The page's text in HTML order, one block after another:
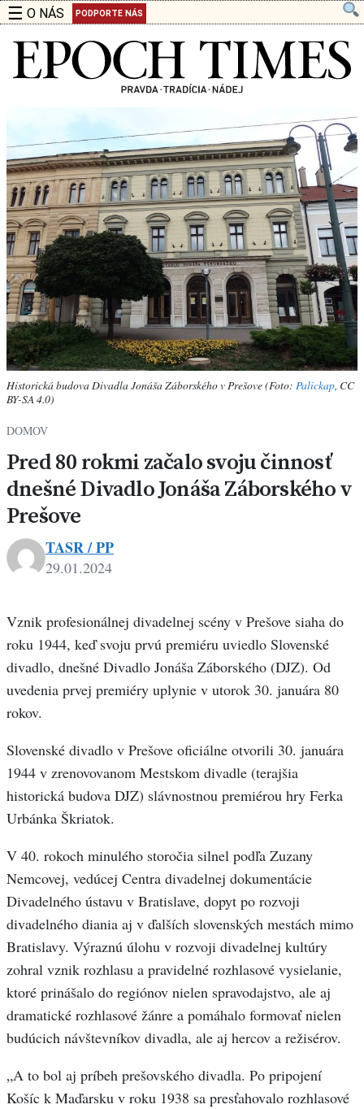
☰ O NÁS PODPORTE NÁS
Historická budova Divadla Jonáša Záborského v Prešove (Foto: Palickap, CC
BY-SA 4.0)
DOMOV
Pred 80 rokmi začalo svoju činnosť
dnešné Divadlo Jonáša Záborského v
Prešove
TASR / PP
29.01.2024
Vznik profesionálnej divadelnej scény v Prešove siaha do
roku 1944, keď svoju prvú premiéru uviedlo Slovenské
divadlo, dnešné Divadlo Jonáša Záborského (DJZ). Od
uvedenia prvej premiéry uplynie v utorok 30. januára 80
rokov.
Slovenské divadlo v Prešove oficiálne otvorili 30. januára
1944 v zrenovovanom Mestskom divadle (terajšia
historická budova DJZ) slávnostnou premiérou hry Ferka
Urbánka Škriatok.
V 40. rokoch minulého storočia silnel podľa Zuzany
Nemcovej, vedúcej Centra divadelnej dokumentácie
Divadelného ústavu v Bratislave, dopyt po rozvoji
divadelného diania aj v ďalších slovenských mestách mimo
Bratislavy. Výraznú úlohu v rozvoji divadelnej kultúry
zohral vznik rozhlasu a pravidelné rozhlasové vysielanie,
ktoré prinášalo do regiónov nielen spravodajstvo, ale aj
dramatické rozhlasové žánre a pomáhalo formovať nielen
budúcich návštevníkov divadla, ale aj hercov a režisérov.
„A to bol aj príbeh prešovského divadla. Po pripojení
Košíc k Maďarsku v roku 1938 sa presťahovalo rozhlasové